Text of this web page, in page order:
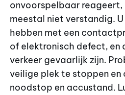
onvoorspelbaar reageert,
meestal niet verstandig.
hebben met een
of elektronisch defect, en
verkeer gevaarlijk zijn.
veilige plek te stoppen
noodstop en accustand.